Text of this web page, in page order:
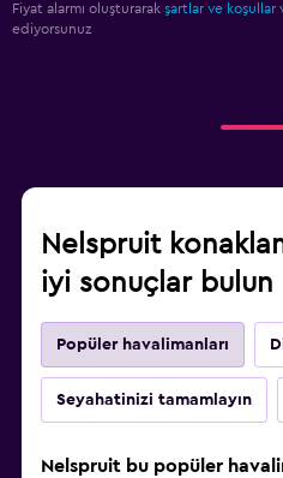
Fiyat alarmı oluşturarak şartlar ve koşullar
ediyorsunuz
Nelspruit
iyi sonuçlar bulun
Popüler havalimanları
Seyahatinizi tamamlayın
Nelspruit bu popüler